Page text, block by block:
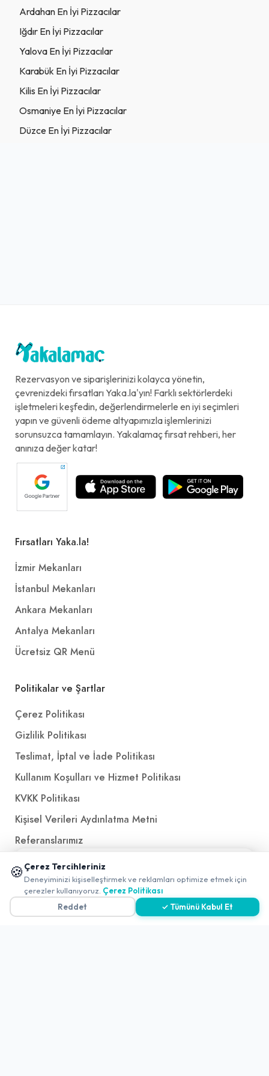
Ardahan En İyi Pizzacılar
Iğdır En İyi Pizzacılar
Yalova En İyi Pizzacılar
Karabük En İyi Pizzacılar
Kilis En İyi Pizzacılar
Osmaniye En İyi Pizzacılar
Düzce En İyi Pizzacılar
Rezervasyon ve siparişlerinizi kolayca yönetin,
çevrenizdeki fırsatları Yaka.la'yın! Farklı sektörlerdeki
işletmeleri keşfedin, değerlendirmelerle en iyi seçimleri
yapın ve güvenli ödeme altyapımızla işlemlerinizi
sorunsuzca tamamlayın. Yakalamaç fırsat rehberi, her
anınıza değer katar!
Fırsatları Yaka.la!
İzmir Mekanları
İstanbul Mekanları
Ankara Mekanları
Antalya Mekanları
Ücretsiz QR Menü
Politikalar ve Şartlar
Çerez Politikası
Gizlilik Politikası
Teslimat, İptal ve İade Politikası
Kullanım Koşulları ve Hizmet Politikası
KVKK Politikası
Kişisel Verileri Aydınlatma Metni
Referanslarımız
İletişim
iletisim@yakalamac.com.tr
Dokuz Eylül Üniversitesi Teknoparkı Adatepe Mah.
🍪 Çerez Tercihleriniz
Deneyiminizi kişiselleştirmek ve reklamları optimize etmek için
çerezler kullanıyoruz. Çerez Politikası
Reddet
✓ Tümünü Kabul Et
📱 Mobil uygulamamızı keşfedin!
✖